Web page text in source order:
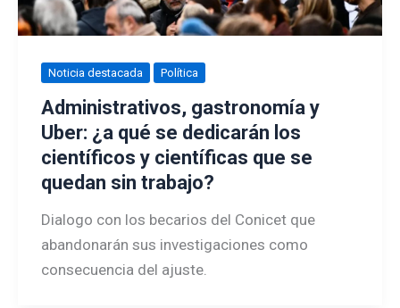
Noticia destacada Política
Administrativos, gastronomía y
Uber: ¿a qué se dedicarán los
científicos y científicas que se
quedan sin trabajo?
Dialogo con los becarios del Conicet que
abandonarán sus investigaciones como
consecuencia del ajuste.